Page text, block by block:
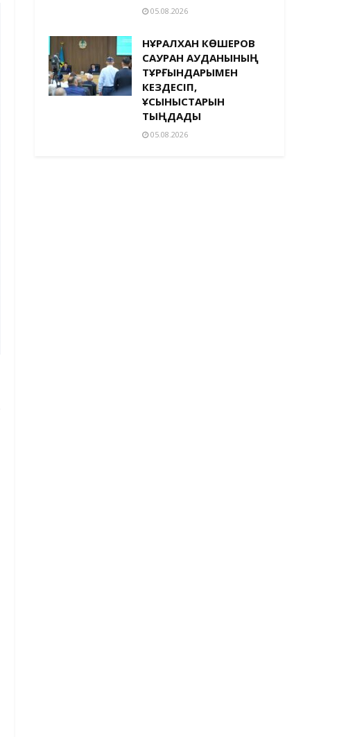
05.08.2026
НҰРАЛХАН КӨШЕРОВ
САУРАН АУДАНЫНЫҢ
ТҰРҒЫНДАРЫМЕН
КЕЗДЕСІП,
ҰСЫНЫСТАРЫН
ТЫҢДАДЫ
05.08.2026